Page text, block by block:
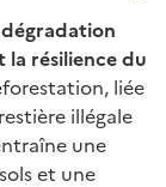
la résilience du
liée
illégale
une
et une